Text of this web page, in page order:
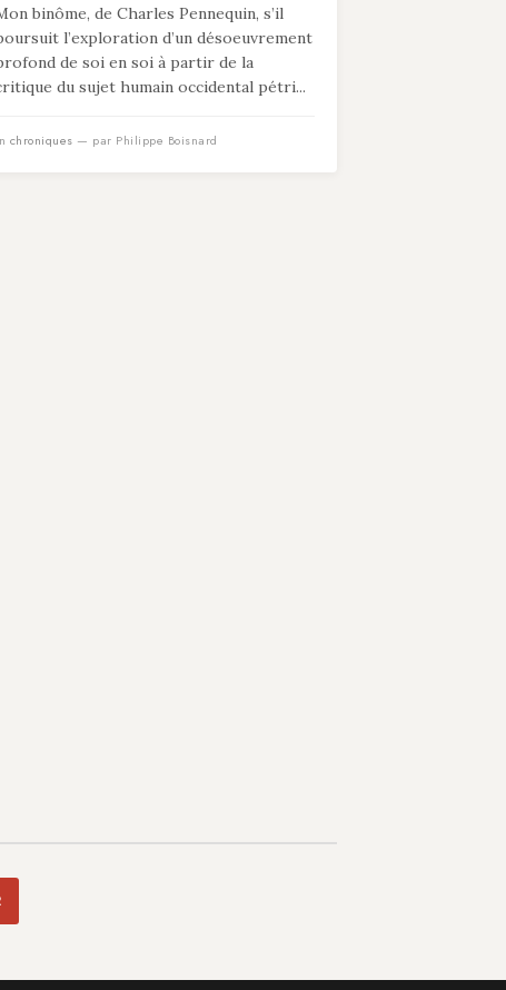
binôme, de Charles Pennequin, s’il
l’exploration d’un désoeuvrement
de soi en soi à partir de la
du sujet humain occidental pétri...
chroniques — par Philippe Boisnard